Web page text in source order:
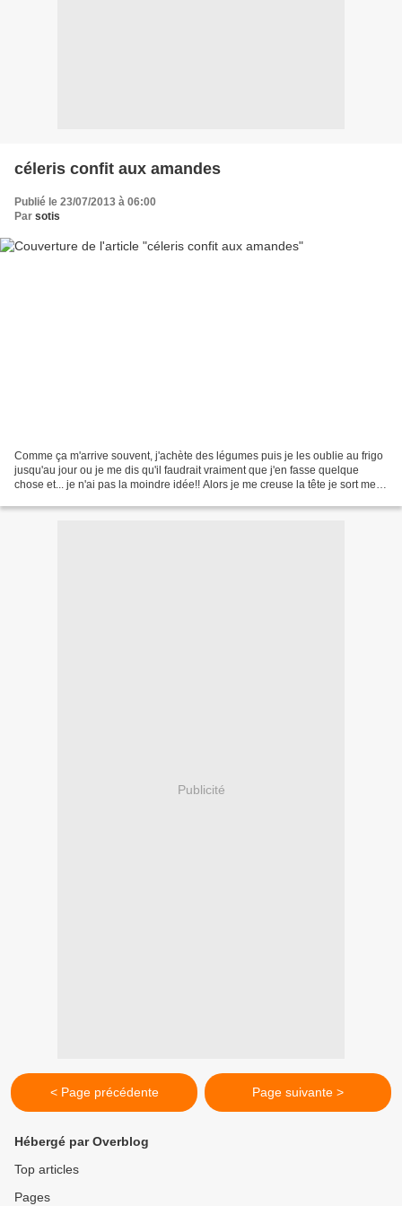
céleris confit aux amandes
Publié le 23/07/2013 à 06:00
Par sotis
Comme ça m'arrive souvent, j'achète des légumes puis je les oublie au frigo
jusqu'au jour ou je me dis qu'il faudrait vraiment que j'en fasse quelque
chose et... je n'ai pas la moindre idée!! Alors je me creuse la tête je sort mes
Publicité
< Page précédente Page suivante >
Hébergé par Overblog
Top articles
Pages